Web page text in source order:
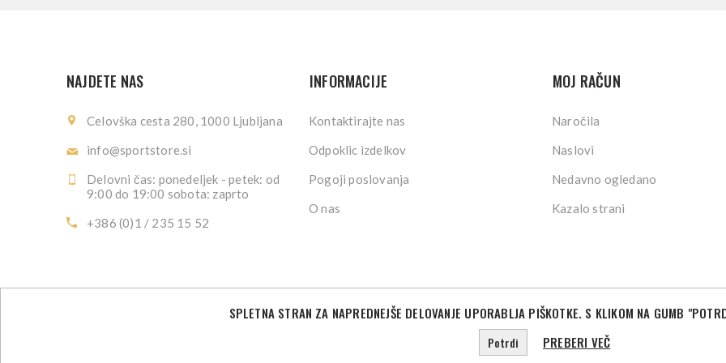
NAJDETE NAS
Celovška cesta 280, 1000 Ljubljana
info@sportstore.si
Delovni čas: ponedeljek - petek: od
9:00 do 19:00 sobota: zaprto
+386 (0)1 / 235 15 52
INFORMACIJE
Kontaktirajte nas
Odpoklic izdelkov
Pogoji poslovanja
O nas
MOJ RAČUN
Naročila
Naslovi
Nedavno ogledano
Kazalo strani
©2026 Sport Store. Vse pravice pridržane.
nopCommerce Designed byNop-Templates.com
SPLETNA STRAN ZA NAPREDNEJŠE DELOVANJE UPORABLJA PIŠKOTKE. S KLIKOM NA GUMB
Potrdi PREBERI VEČ